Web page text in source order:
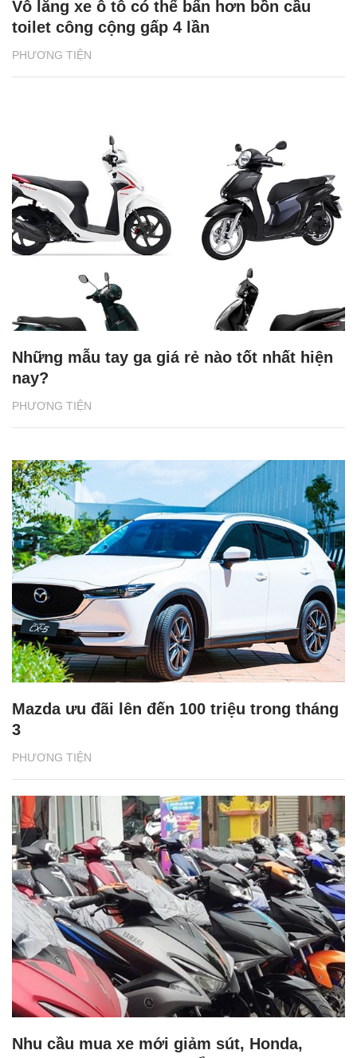
PHƯƠNG TIỆN
Vô lăng xe ô tô có thể bẩn hơn bồn cầu
toilet công cộng gấp 4 lần
PHƯƠNG TIỆN
Những mẫu tay ga giá rẻ nào tốt nhất hiện
nay?
PHƯƠNG TIỆN
Mazda ưu đãi lên đến 100 triệu trong tháng
3
Nhu cầu mua xe mới giảm sút, Honda,